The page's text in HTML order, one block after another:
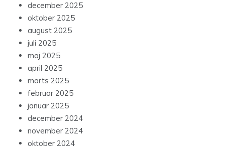
december 2025
oktober 2025
august 2025
juli 2025
maj 2025
april 2025
marts 2025
februar 2025
januar 2025
december 2024
november 2024
oktober 2024